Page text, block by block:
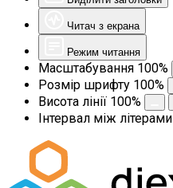
Читач з екрана
Режим читання
Масштабування 100%
Розмір шрифту 100%
Висота лінії 100%
Інтервал між літерами